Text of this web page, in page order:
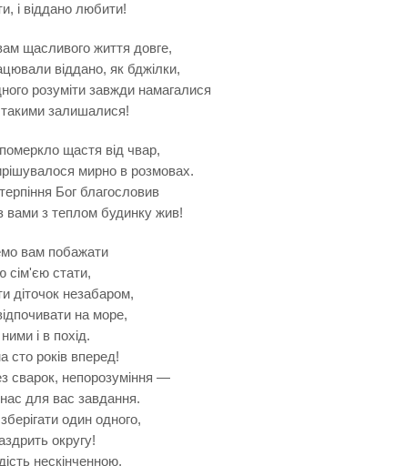
і віддано любити!
щасливого життя довге,
віддано, як бджілки,
розуміти завжди намагалися
залишалися!
щастя від чвар,
мирно в розмовах.
Бог благословив
вами з теплом будинку жив!
вам побажати
сім'єю стати,
діточок незабаром,
на море,
і в похід.
сто років вперед!
сварок, непорозуміння —
для вас завдання.
один одного,
округу!
нескінченною,